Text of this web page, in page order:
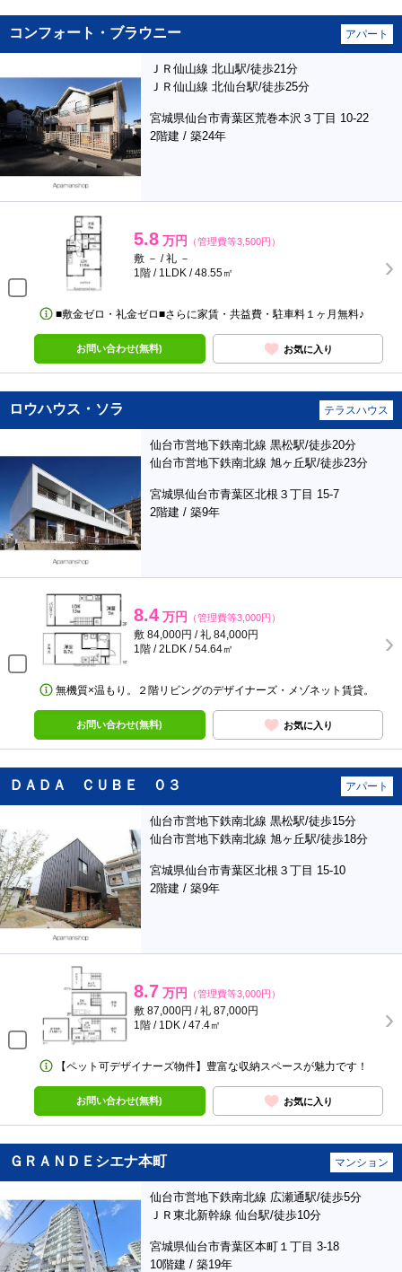
コンフォート・ブラウニー アパート
ＪＲ仙山線 北山駅/徒歩21分
ＪＲ仙山線 北仙台駅/徒歩25分
宮城県仙台市青葉区荒巻本沢３丁目 10-22
2階建 / 築24年
5.8 万円 （管理費等3,500円）
敷 － / 礼 －
1階 / 1LDK / 48.55㎡
■敷金ゼロ・礼金ゼロ■さらに家賃・共益費・駐車料１ヶ月無料♪
お問い合わせ(無料) お気に入り
ロウハウス・ソラ テラスハウス
仙台市営地下鉄南北線 黒松駅/徒歩20分
仙台市営地下鉄南北線 旭ヶ丘駅/徒歩23分
宮城県仙台市青葉区北根３丁目 15-7
2階建 / 築9年
8.4 万円 （管理費等3,000円）
敷 84,000円 / 礼 84,000円
1階 / 2LDK / 54.64㎡
無機質×温もり。２階リビングのデザイナーズ・メゾネット賃貸。
お問い合わせ(無料) お気に入り
ＤＡＤＡ ＣＵＢＥ ０３ アパート
仙台市営地下鉄南北線 黒松駅/徒歩15分
仙台市営地下鉄南北線 旭ヶ丘駅/徒歩18分
宮城県仙台市青葉区北根３丁目 15-10
2階建 / 築9年
8.7 万円 （管理費等3,000円）
敷 87,000円 / 礼 87,000円
1階 / 1DK / 47.4㎡
【ペット可デザイナーズ物件】豊富な収納スペースが魅力です！
お問い合わせ(無料) お気に入り
ＧＲＡＮＤＥシエナ本町 マンション
仙台市営地下鉄南北線 広瀬通駅/徒歩5分
ＪＲ東北新幹線 仙台駅/徒歩10分
宮城県仙台市青葉区本町１丁目 3-18
10階建 / 築19年